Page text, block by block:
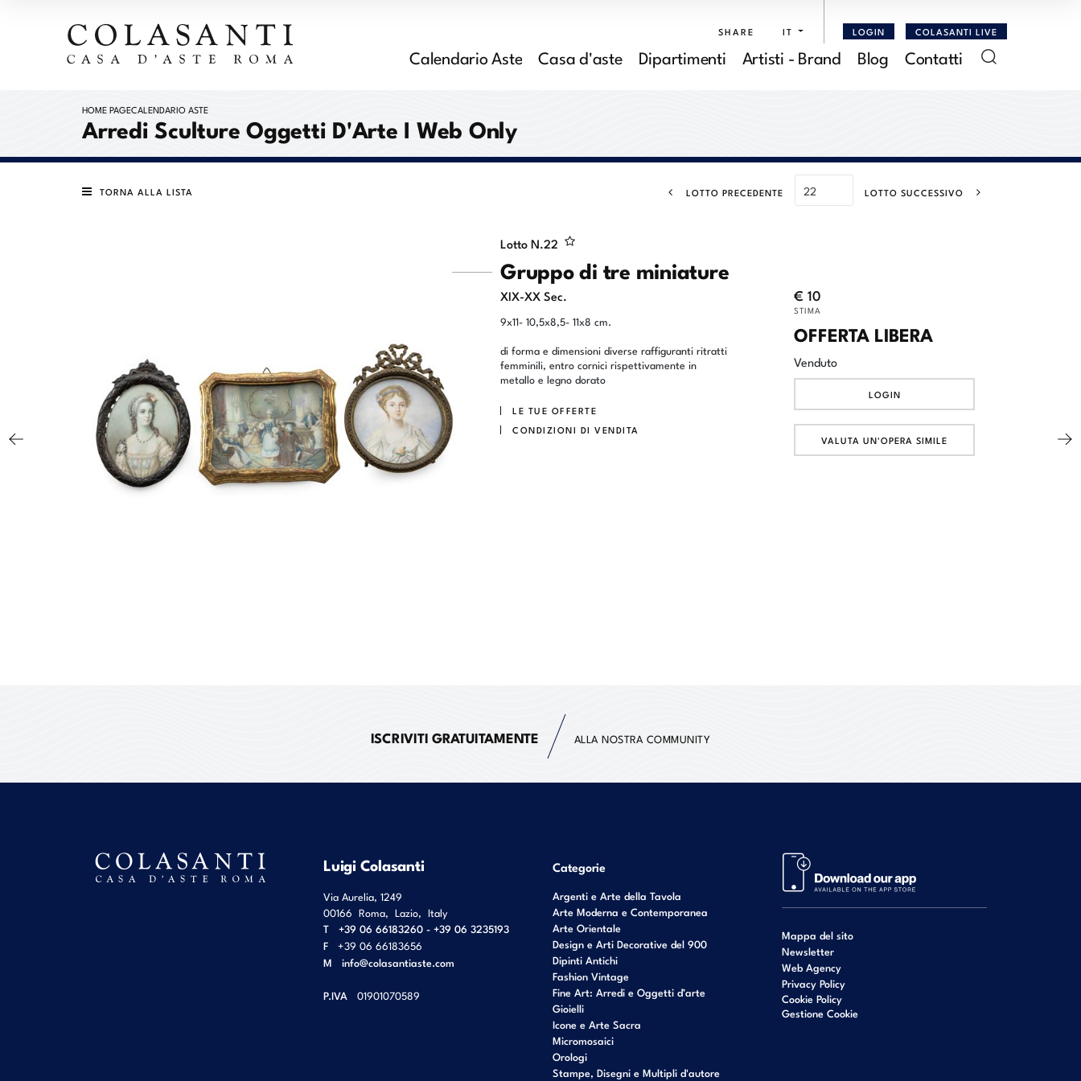
SHARE IT LOGIN COLASANTI LIVE
Calendario Aste Casa d'aste Dipartimenti Artisti - Brand Blog Contatti
HOME PAGECALENDARIO ASTE
Arredi Sculture Oggetti D'Arte I Web Only
TORNA ALLA LISTA LOTTO PRECEDENTE LOTTO SUCCESSIVO
Lotto N.22
Gruppo di tre miniature
XIX-XX Sec.
9x11- 10,5x8,5- 11x8 cm.
di forma e dimensioni diverse raffiguranti ritratti
femminili, entro cornici rispettivamente in
metallo e legno dorato
LE TUE OFFERTE
CONDIZIONI DI VENDITA
€ 10
STIMA
OFFERTA LIBERA
Venduto
LOGIN
VALUTA UN'OPERA SIMILE
ISCRIVITI GRATUITAMENTE ALLA NOSTRA COMMUNITY
Luigi Colasanti
Via Aurelia, 1249
00166 Roma, Lazio, Italy
T
+39 06 66183260 - +39 06 3235193
F
+39 06 66183656
M info@colasantiaste.com
P.IVA 01901070589
Categorie
Argenti e Arte della Tavola
Arte Moderna e Contemporanea
Arte Orientale
Design e Arti Decorative del 900
Dipinti Antichi
Fashion Vintage
Fine Art: Arredi e Oggetti d’arte
Gioielli
Icone e Arte Sacra
Micromosaici
Orologi
Stampe, Disegni e Multipli d'autore
Mappa del sito
Newsletter
Web Agency
Privacy Policy
Cookie Policy
Gestione Cookie